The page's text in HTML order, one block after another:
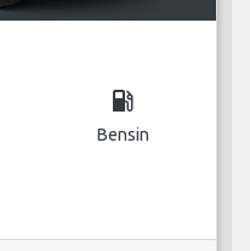
local_gas_station
Bensin